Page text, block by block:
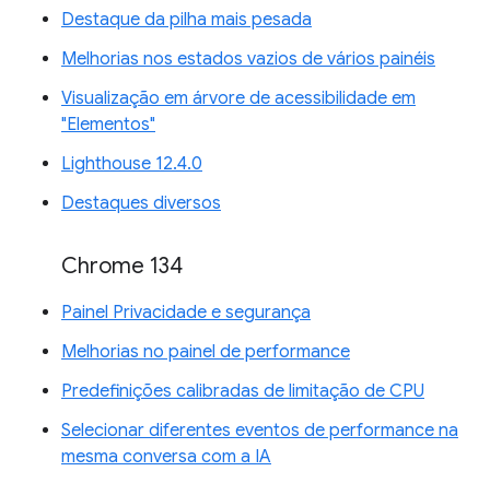
Destaque da pilha mais pesada
Melhorias nos estados vazios de vários painéis
Visualização em árvore de acessibilidade em
"Elementos"
Lighthouse 12.4.0
Destaques diversos
Chrome 134
Painel Privacidade e segurança
Melhorias no painel de performance
Predefinições calibradas de limitação de CPU
Selecionar diferentes eventos de performance na
mesma conversa com a IA